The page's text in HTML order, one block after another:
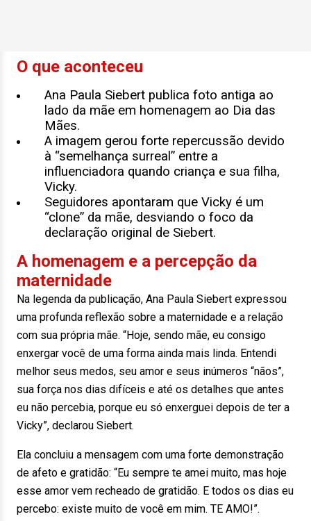
O que aconteceu
Ana Paula Siebert publica foto antiga ao
lado da mãe em homenagem ao Dia das
Mães.
A imagem gerou forte repercussão devido
à “semelhança surreal” entre a
influenciadora quando criança e sua filha,
Vicky.
Seguidores apontaram que Vicky é um
“clone” da mãe, desviando o foco da
declaração original de Siebert.
A homenagem e a percepção da
maternidade
Na legenda da publicação, Ana Paula Siebert expressou
uma profunda reflexão sobre a maternidade e a relação
com sua própria mãe. “Hoje, sendo mãe, eu consigo
enxergar você de uma forma ainda mais linda. Entendi
melhor seus medos, seu amor e seus inúmeros “nãos”,
sua força nos dias difíceis e até os detalhes que antes
eu não percebia, porque eu só enxerguei depois de ter a
Vicky”, declarou Siebert.
Ela concluiu a mensagem com uma forte demonstração
de afeto e gratidão: “Eu sempre te amei muito, mas hoje
esse amor vem recheado de gratidão. E todos os dias eu
percebo: existe muito de você em mim. TE AMO!”.